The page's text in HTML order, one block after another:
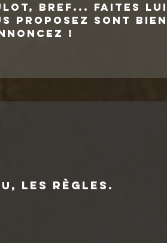
bref... faites lui
proposez sont bien
!
, les règles.